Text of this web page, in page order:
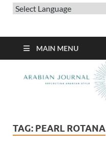
MAIN MENU
TAG: PEARL ROTANA